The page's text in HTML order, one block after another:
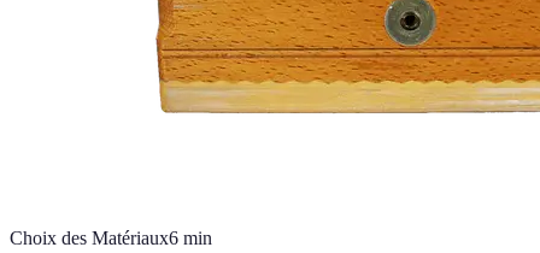
Choix des Matériaux6 min